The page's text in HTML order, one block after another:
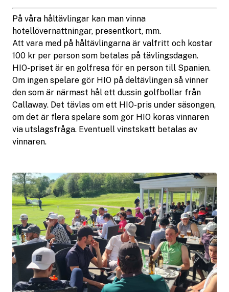
På våra håltävlingar kan man vinna
hotellövernattningar, presentkort, mm.
Att vara med på håltävlingarna är valfritt och kostar
100 kr per person som betalas på tävlingsdagen.
HIO-priset är en golfresa för en person till Spanien.
Om ingen spelare gör HIO på deltävlingen så vinner
den som är närmast hål ett dussin golfbollar från
Callaway. Det tävlas om ett HIO-pris under säsongen,
om det är flera spelare som gör HIO koras vinnaren
via utslagsfråga. Eventuell vinstskatt betalas av
vinnaren.